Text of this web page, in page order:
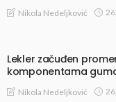
Nikola Nedeljković
Lekler začuđen
komponentama
Nikola Nedeljković